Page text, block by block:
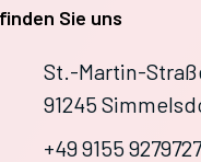
Sie uns
St.-Martin-
91245
+49 9155 9279727